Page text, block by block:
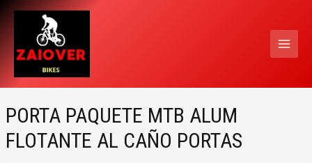
contenido
PORTA PAQUETE MTB ALUM
FLOTANTE AL CAÑO PORTAS